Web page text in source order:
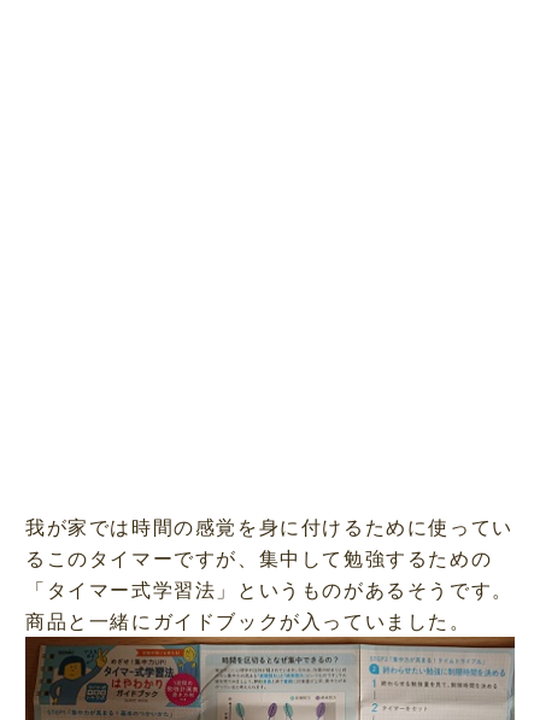
我が家では時間の感覚を身に付けるために使ってい
るこのタイマーですが、集中して勉強するための
「タイマー式学習法」というものがあるそうです。
商品と一緒にガイドブックが入っていました。